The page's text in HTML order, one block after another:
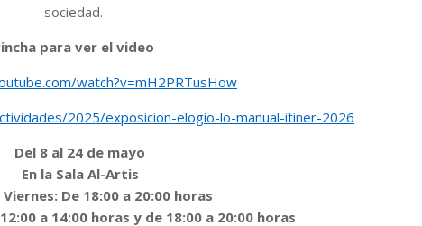
sociedad.
para ver el video
watch?v=mH2PRTusHow
2025/exposicion-elogio-lo-manual-itiner-2026
Del 8 al 24 de mayo
En la Sala Al-Artis
De 18:00 a 20:00 horas
a 14:00 horas y de 18:00 a 20:00 horas